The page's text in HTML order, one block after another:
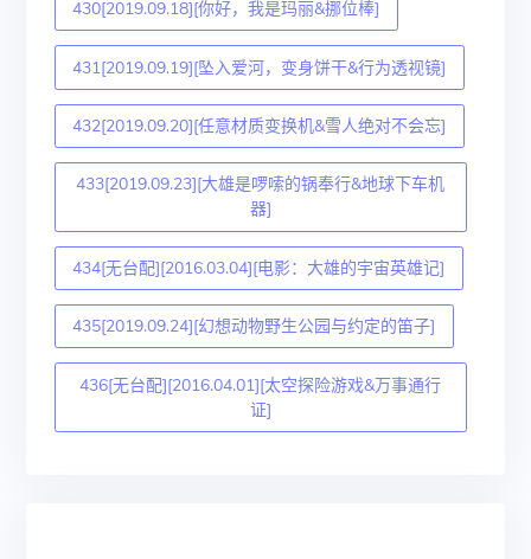
430[2019.09.18][你好，我是玛丽&挪位棒]
431[2019.09.19][坠入爱河，变身饼干&行为透视镜]
432[2019.09.20][任意材质变换机&雪人绝对不会忘]
433[2019.09.23][大雄是啰嗦的锅奉行&地球下车机
器]
434[无台配][2016.03.04][电影：大雄的宇宙英雄记]
435[2019.09.24][幻想动物野生公园与约定的笛子]
436[无台配][2016.04.01][太空探险游戏&万事通行
证]